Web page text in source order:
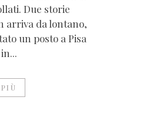
Due storie
arriva da lontano,
un posto a Pisa